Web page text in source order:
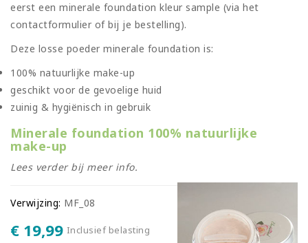
eerst een minerale foundation kleur sample (via het
contactformulier of bij je bestelling).
Deze losse poeder minerale foundation is:
100% natuurlijke make-up
geschikt voor de gevoelige huid
zuinig & hygiënisch in gebruik
Minerale foundation 100% natuurlijke
make-up
Lees verder bij meer info.
Verwijzing: MF_08
€ 19,99 Inclusief belasting